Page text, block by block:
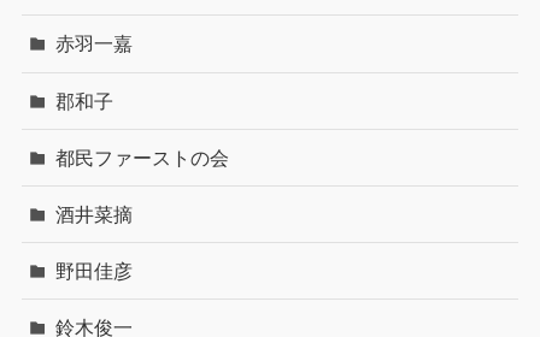
赤羽一嘉
郡和子
都民ファーストの会
酒井菜摘
野田佳彦
鈴木俊一